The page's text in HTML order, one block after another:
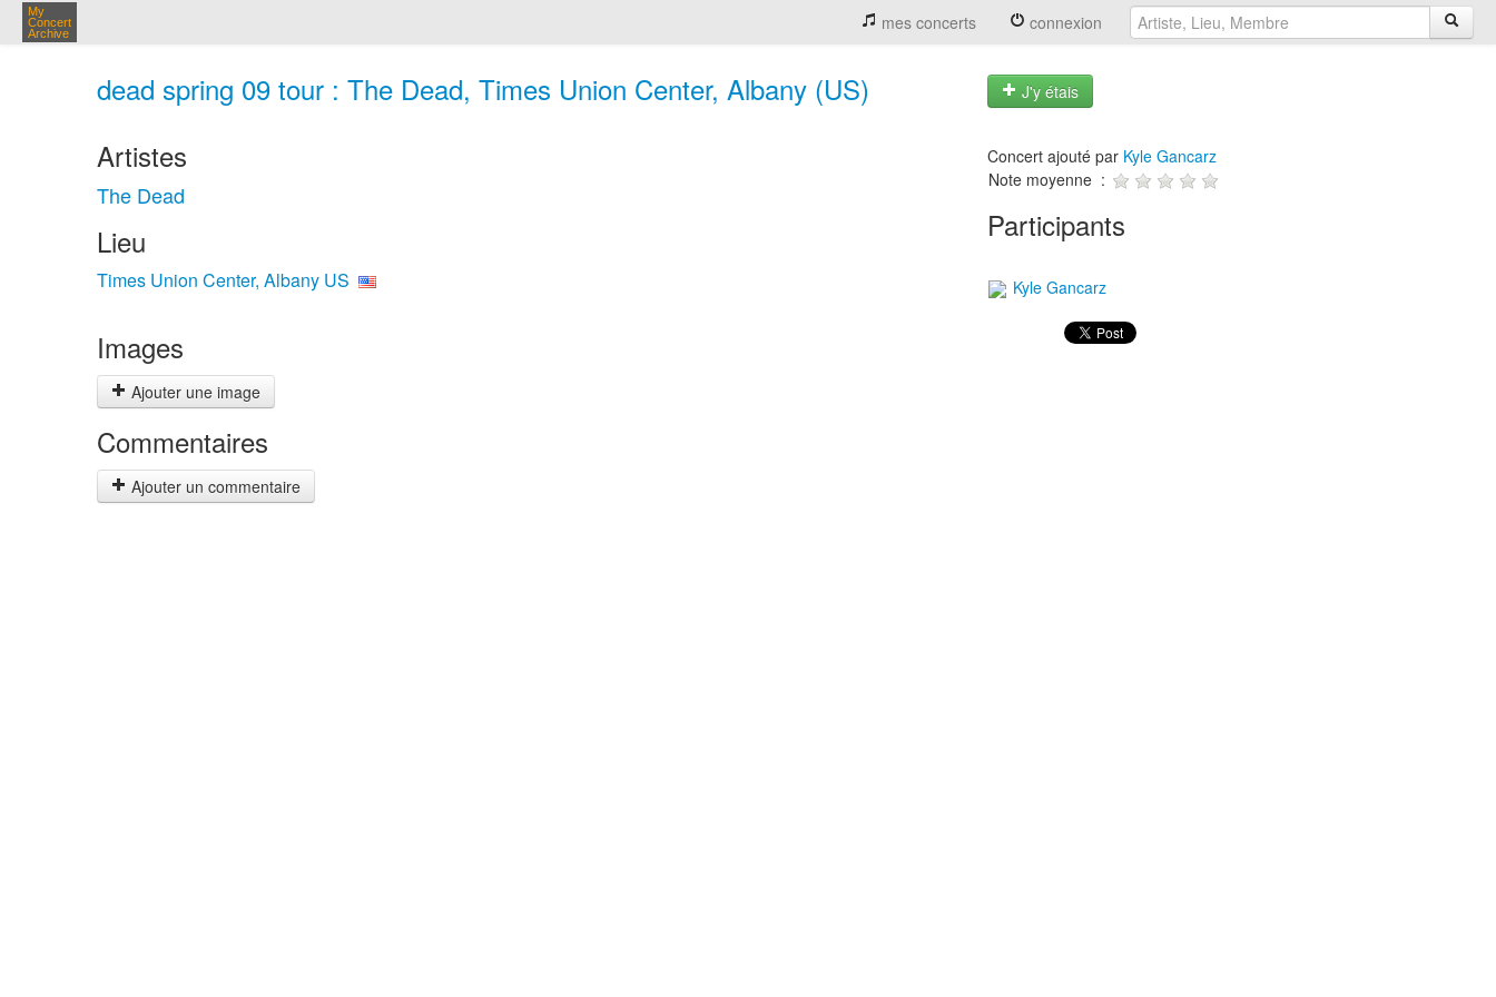
My
Concert
Archive
mes concerts connexion
dead spring 09 tour : The Dead, Times Union Center, Albany (US) J'y étais
Artistes
The Dead
Lieu
Times Union Center, Albany US
Images
Ajouter une image
Commentaires
Ajouter un commentaire
Concert ajouté par Kyle Gancarz
Note moyenne :
Participants
Kyle Gancarz